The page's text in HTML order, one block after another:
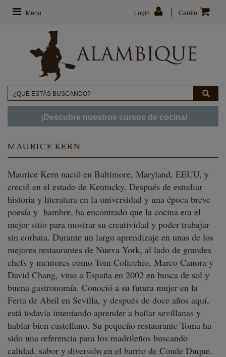
Menu Carrito
Login
¡Descubre nuestros cursos de cocina!
MAURICE KERN
Maurice Kern nació en Baltimore, Maryland, EEUU, y
creció en el estado de Kentucky. Después de estudiar
historia y literatura en la universidad y una época breve
poesía y hambre, ha encontrado que la cocina era el
mejor sitio para mostrar su creatividad y poder trabajar
sin corbata. Durante un largo aprendizaje en unas de los
mejores restaurantes de Nueva York, al lado de grandes
chefs y mentores como Tom Colicchio, Marco Canora y
David Chang, vino a España en 2002 en busca de sol y
buena gastronomía. Conoció a su futura mujer en la
Feria de Abril en Sevilla, y después de doce años aquí,
está todavía intentando aprender a bailar sevillanas y
hablar bien castellano. Su pequeño restaurante Toma ha
sido una referencia para los madrileños buscando
calidad, sabor y diversión en el barrio de Conde Duque.